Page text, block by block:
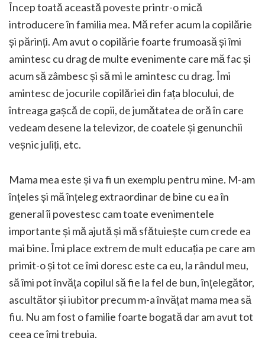
Încep toată această poveste printr-o mică
introducere în familia mea. Mă refer acum la copilărie
și părinți. Am avut o copilărie foarte frumoasă și îmi
amintesc cu drag de multe evenimente care mă fac și
acum să zâmbesc și să mi le amintesc cu drag. Îmi
amintesc de jocurile copilăriei din fața blocului, de
întreaga gașcă de copii, de jumătatea de oră în care
vedeam desene la televizor, de coatele și genunchii
veșnic juliți, etc.
Mama mea este și va fi un exemplu pentru mine. M-am
înțeles și mă înțeleg extraordinar de bine cu ea în
general îi povestesc cam toate evenimentele
importante și mă ajută și mă sfătuiește cum crede ea
mai bine. Îmi place extrem de mult educația pe care am
primit-o și tot ce îmi doresc este ca eu, la rândul meu,
să îmi pot învăța copilul să fie la fel de bun, înțelegător,
ascultător și iubitor precum m-a învățat mama mea să
fiu. Nu am fost o familie foarte bogată dar am avut tot
ceea ce îmi trebuia.